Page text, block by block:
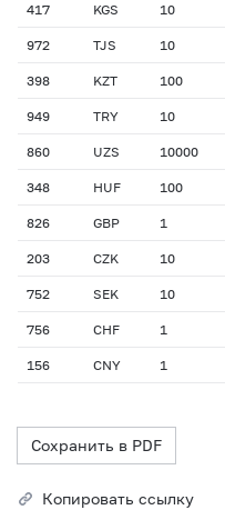
417 KGS 10
972 TJS 10
398 KZT 100
949 TRY 10
860 UZS 10000
348 HUF 100
826 GBP 1
203 CZK 10
752 SEK 10
756 CHF 1
156 CNY 1
Сохранить в PDF
Копировать ссылку